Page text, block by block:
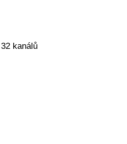
kanálů